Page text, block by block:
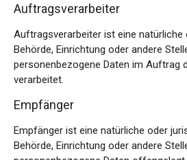
Auftragsverarbeiter
Auftragsverarbeiter ist eine natürliche
Behörde, Einrichtung oder andere
personenbezogene Daten im Auftrag
verarbeitet.
Empfänger
Empfänger ist eine natürliche oder
Behörde, Einrichtung oder andere